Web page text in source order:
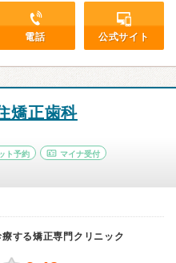
電話 公式サイト
矯正歯科
ト予約 マイナ受付
する矯正専門クリニック